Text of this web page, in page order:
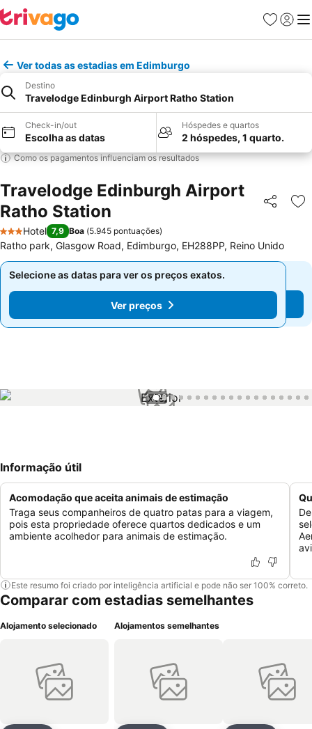
Favoritos
Iniciar
Ver todas as estadias em Edimburgo
Destino
Travelodge Edinburgh Airport Ratho Station
Check-in/out
Escolha as datas
Hóspedes e quartos
2 hóspedes, 1 quarto.
Como os pagamentos influenciam os resultados
Travelodge Edinburgh Airport
Ratho Station
Partilhar
3 Estrelas
Hotel 7,9 Boa (5.945 pontuações)
Ratho park, Glasgow Road, Edimburgo, EH288PP, Reino Unido
Selecione as datas para ver os preços exatos.
Ver preços
Selecione as datas para ver os preços exatos.
Ver preços
1 / 23
Informação útil
Acomodação que aceita animais de estimação
Traga seus companheiros de quatro patas para a viagem,
pois esta propriedade oferece quartos dedicados e um
ambiente acolhedor para animais de estimação.
Este resumo foi criado por inteligência artificial e pode não ser 100% correto.
Comparar com estadias semelhantes
Alojamento selecionado Alojamentos semelhantes